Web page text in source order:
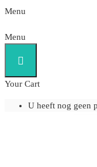
Menu
Menu
Your Cart
U heeft nog geen